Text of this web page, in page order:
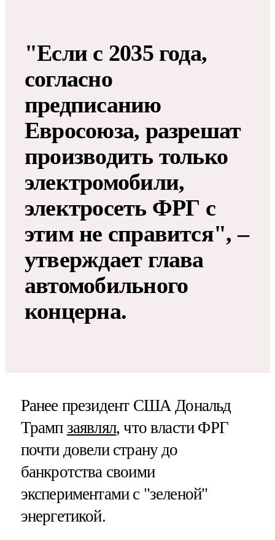
"Если с 2035 года,
согласно
предписанию
Евросоюза, разрешат
производить только
электромобили,
электросеть ФРГ с
этим не справится", –
утверждает глава
автомобильного
концерна.
Ранее президент США Дональд
Трамп заявлял, что власти ФРГ
почти довели страну до
банкротства своими
экспериментами с "зеленой"
энергетикой.